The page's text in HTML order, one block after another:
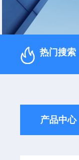
热门搜索
产品中心